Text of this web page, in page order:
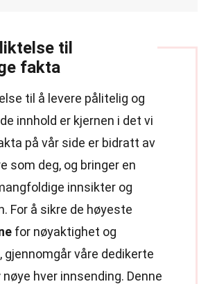
til
fakta
til å levere pålitelig og
innhold er kjernen i det vi
på vår side er bidratt av
som deg, og bringer en
innsikter og
For å sikre de høyeste
for nøyaktighet og
gjennomgår våre dedikerte
nøye hver innsending. Denne